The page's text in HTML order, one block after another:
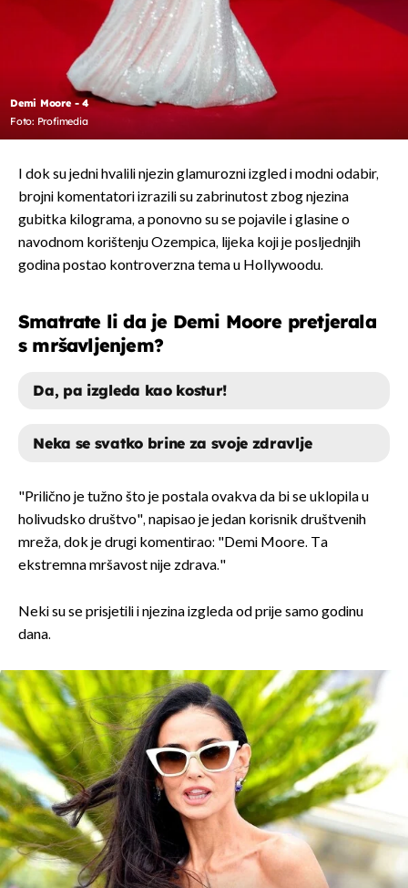
Demi Moore - 4
Foto: Profimedia
I dok su jedni hvalili njezin glamurozni izgled i modni odabir,
brojni komentatori izrazili su zabrinutost zbog njezina
gubitka kilograma, a ponovno su se pojavile i glasine o
navodnom korištenju Ozempica, lijeka koji je posljednjih
godina postao kontroverzna tema u Hollywoodu.
Smatrate li da je Demi Moore pretjerala
s mršavljenjem?
Da, pa izgleda kao kostur!
Neka se svatko brine za svoje zdravlje
DA, PA IZGLEDA KAO KOSTUR!
NEKA SE SVATKO BRINE ZA SVOJE
ZDRAVLJE
"Prilično je tužno što je postala ovakva da bi se uklopila u
holivudsko društvo", napisao je jedan korisnik društvenih
mreža, dok je drugi komentirao: "Demi Moore. Ta
ekstremna mršavost nije zdrava."
Neki su se prisjetili i njezina izgleda od prije samo godinu
dana.